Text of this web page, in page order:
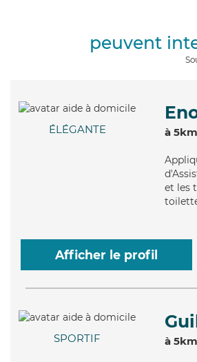
peuvent
ÉLÉGANTE à
et les
Afficher le profil
SPORTIF à